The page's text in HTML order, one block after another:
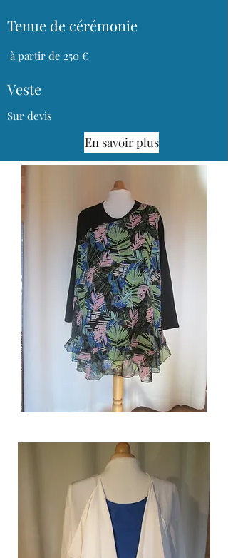
Tenue de cérémonie
à partir de 250 €
Veste
Sur devis
En savoir plus